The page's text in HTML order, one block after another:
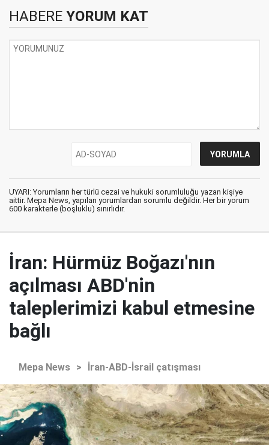
HABERE YORUM KAT
UYARI: Yorumların her türlü cezai ve hukuki sorumluluğu yazan kişiye
aittir. Mepa News, yapılan yorumlardan sorumlu değildir. Her bir yorum
600 karakterle (boşluklu) sınırlıdır.
İran: Hürmüz Boğazı'nın
açılması ABD'nin
taleplerimizi kabul etmesine
bağlı
Mepa News > İran-ABD-İsrail çatışması